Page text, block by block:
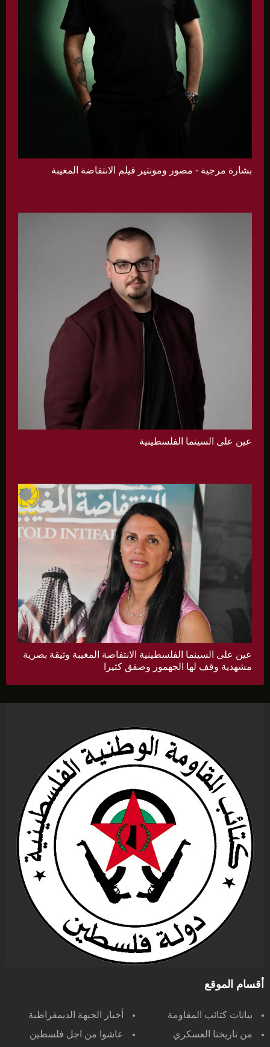
بشارة مرجية - مصور ومونتير فيلم الانتفاضة المغيبة
عين على السينما الفلسطينية
عين على السينما الفلسطينية الانتفاضة المغيبة وثيقة بصرية
مشهدية وقف لها الجهمور وصفق كثيرا
أقسام الموقع
بيانات كتائب المقاومة
أخبار الجبهة الديمقراطية
من تاريخنا العسكري
عاشوا من اجل فلسطين